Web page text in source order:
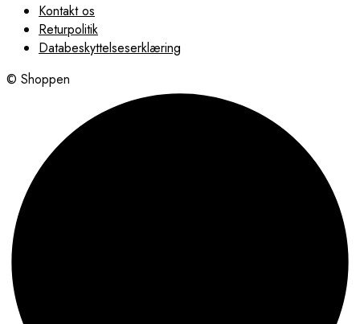
Kontakt os
Returpolitik
Databeskyttelseserklæring
© Shoppen